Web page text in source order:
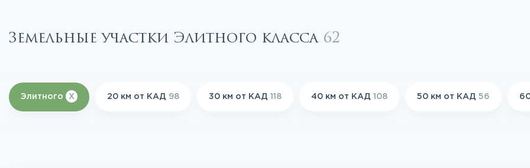
Земельные участки Элитного класса 62
Элитного X 20 км от КАД 98 30 км от КАД 118 40 км от КАД 108 50 км от КАД 56